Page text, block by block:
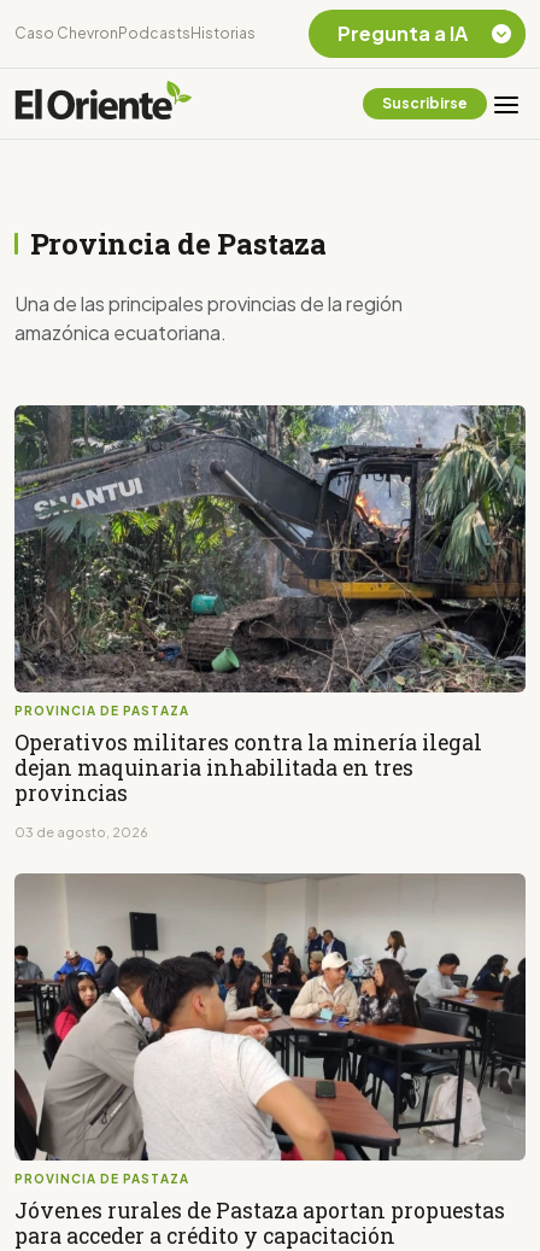
Caso Chevron Podcasts Historias
Suscribirse
Provincia de Pastaza
Una de las principales provincias de la región
amazónica ecuatoriana.
PROVINCIA DE PASTAZA
Operativos militares contra la minería ilegal
dejan maquinaria inhabilitada en tres
provincias
03 de agosto, 2026
PROVINCIA DE PASTAZA
Jóvenes rurales de Pastaza aportan propuestas
para acceder a crédito y capacitación
Pregunta a IA
¿En que consiste la
tasa minera que rige en